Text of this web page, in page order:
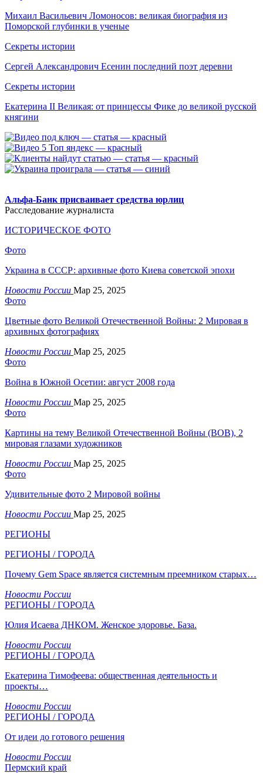
Михаил Васильевич Ломоносов: великая биография из
Поморской глубинки в ученые
Секреты истории
Сергей Александрович Есенин последний поэт деревни
Секреты истории
Екатерина II Великая: от принцессы Фике до великой русской
княгини
Альфа-Банк присваивает средства юрлиц
Расследование журналиста
ИСТОРИЧЕСКОЕ ФОТО
Фото
Украина в СССР: архивные фото Киева советской эпохи
Новости России Мар 25, 2025
Фото
Цветные фото Великой Отечественной Войны: 2 Мировая в
архивных фотографиях
Новости России Мар 25, 2025
Фото
Война в Южной Осетии: август 2008 года
Новости России Мар 25, 2025
Фото
Картины на тему Великой Отечественной Войны (ВОВ), 2
мировая глазами художников
Новости России Мар 25, 2025
Фото
Удивительные фото 2 Мировой войны
Новости России Мар 25, 2025
РЕГИОНЫ
РЕГИОНЫ / ГОРОДА
Почему Gem Space является системным преемником старых…
Новости России
РЕГИОНЫ / ГОРОДА
Юлия Исаева ДНКОМ. Женское здоровье. База.
Новости России
РЕГИОНЫ / ГОРОДА
Екатерина Тимофеева: общественная деятельность и
проекты…
Новости России
РЕГИОНЫ / ГОРОДА
От идеи до готового решения
Новости России
Пермский край